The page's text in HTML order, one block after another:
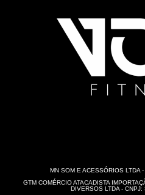
MN SOM E ACESSÓRIOS
GTM COMÉRCIO ATACADISTA
DIVERSOS LTDA -